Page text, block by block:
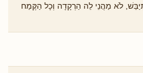
לֹא מַהֲנֵי לֵה הַרְקָדָה וְכָל הַקֶּמַח